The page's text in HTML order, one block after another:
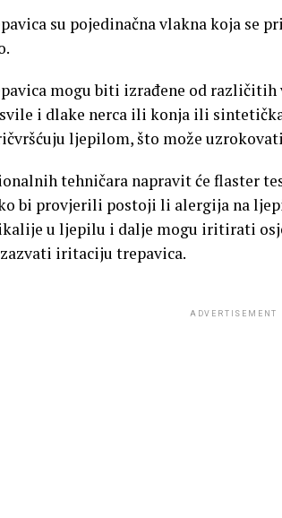
su pojedinačna vlakna koja se
mogu biti izrađene od
i dlake nerca ili konja ili
ljepilom, što može
tehničara napravit će flaster
bi provjerili postoji li alergija na
u ljepilu i dalje mogu iritirati
iritaciju trepavica.
ADVERTISEMENT